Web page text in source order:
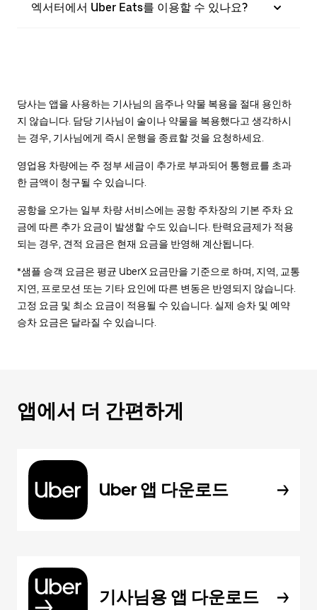
엑서터에서 Uber Eats를 이용할 수 있나요?
당사는 앱을 사용하는 기사님의 음주나 약물 복용을 절대 용인하
지 않습니다. 담당 기사님이 술이나 약물을 복용했다고 생각하시
는 경우, 기사님에게 즉시 운행을 종료할 것을 요청하세요.
영업용 차량에는 주 정부 세금이 추가로 부과되어 통행료를 초과
한 금액이 청구될 수 있습니다.
공항을 오가는 일부 차량 서비스에는 공항 주차장의 기본 주차 요
금에 따른 추가 요금이 발생할 수도 있습니다. 탄력요금제가 적용
되는 경우, 견적 요금은 현재 요금을 반영해 계산됩니다.
*샘플 승객 요금은 평균 UberX 요금만을 기준으로 하며, 지역, 교통
지연, 프로모션 또는 기타 요인에 따른 변동은 반영되지 않습니다.
고정 요금 및 최소 요금이 적용될 수 있습니다. 실제 승차 및 예약
승차 요금은 달라질 수 있습니다.
앱에서 더 간편하게
Uber 앱 다운로드
기사님용 앱 다운로드